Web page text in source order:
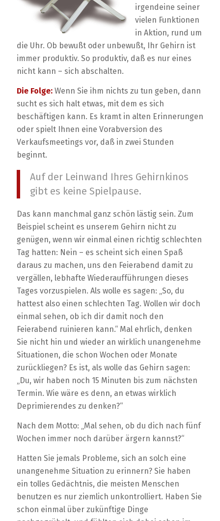
irgendeine seiner
vielen Funktionen
in Aktion, rund um
die Uhr. Ob bewußt oder unbewußt, Ihr Gehirn ist
immer produktiv. So produktiv, daß es nur eines
nicht kann – sich abschalten.
Die Folge:Wenn Sie ihm nichts zu tun geben, dann
sucht es sich halt etwas, mit dem es sich
beschäftigen kann. Es kramt in alten Erinnerungen
oder spielt Ihnen eine Vorabversion des
Verkaufsmeetings vor, daß in zwei Stunden
beginnt.
Auf der Leinwand Ihres Gehirnkinos
gibt es keine Spielpause.
Das kann manchmal ganz schön lästig sein. Zum
Beispiel scheint es unserem Gehirn nicht zu
genügen, wenn wir einmal einen richtig schlechten
Tag hatten: Nein – es scheint sich einen Spaß
daraus zu machen, uns den Feierabend damit zu
vergällen, lebhafte Wiederaufführungen dieses
Tages vorzuspielen. Als wolle es sagen: „So, du
hattest also einen schlechten Tag. Wollen wir doch
einmal sehen, ob ich dir damit noch den
Feierabend ruinieren kann.“ Mal ehrlich, denken
Sie nicht hin und wieder an wirklich unangenehme
Situationen, die schon Wochen oder Monate
zurückliegen? Es ist, als wolle das Gehirn sagen:
„Du, wir haben noch 15 Minuten bis zum nächsten
Termin. Wie wäre es denn, an etwas wirklich
Deprimierendes zu denken?“
Nach dem Motto: „Mal sehen, ob du dich nach fünf
Wochen immer noch darüber ärgern kannst?“
Hatten Sie jemals Probleme, sich an solch eine
unangenehme Situation zu erinnern? Sie haben
ein tolles Gedächtnis, die meisten Menschen
benutzen es nur ziemlich unkontrolliert. Haben Sie
schon einmal über zukünftige Dinge